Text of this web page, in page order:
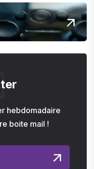
hebdomadaire
boite mail !